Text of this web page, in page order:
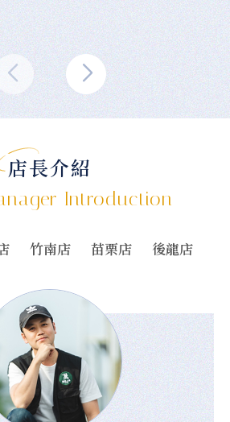
店長介紹
Introduction
竹南店 苗栗店 後龍店